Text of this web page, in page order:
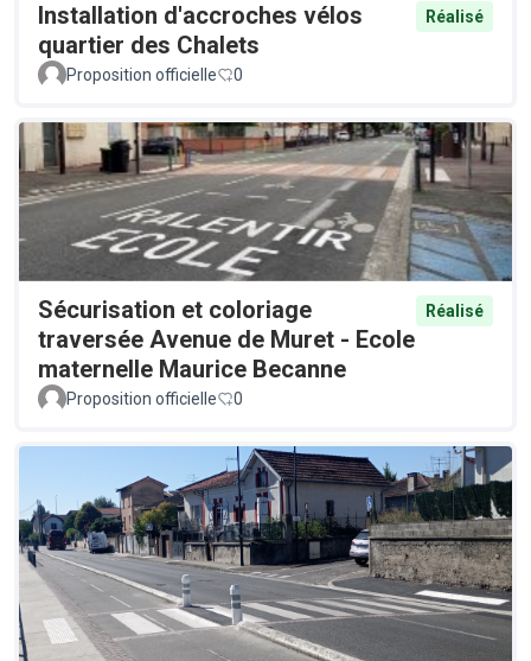
Installation d'accroches vélos
quartier des Chalets
Réalisé
Proposition officielle 0
Sécurisation et coloriage
traversée Avenue de Muret - Ecole
maternelle Maurice Becanne
Réalisé
Proposition officielle 0